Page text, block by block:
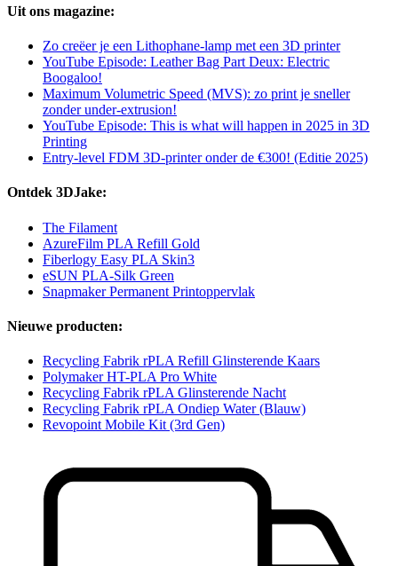
Uit ons magazine:
Zo creëer je een Lithophane-lamp met een 3D printer
YouTube Episode: Leather Bag Part Deux: Electric
Boogaloo!
Maximum Volumetric Speed (MVS): zo print je sneller
zonder under-extrusion!
YouTube Episode: This is what will happen in 2025 in 3D
Printing
Entry-level FDM 3D-printer onder de €300! (Editie 2025)
Ontdek 3DJake:
The Filament
AzureFilm PLA Refill Gold
Fiberlogy Easy PLA Skin3
eSUN PLA-Silk Green
Snapmaker Permanent Printoppervlak
Nieuwe producten:
Recycling Fabrik rPLA Refill Glinsterende Kaars
Polymaker HT-PLA Pro White
Recycling Fabrik rPLA Glinsterende Nacht
Recycling Fabrik rPLA Ondiep Water (Blauw)
Revopoint Mobile Kit (3rd Gen)